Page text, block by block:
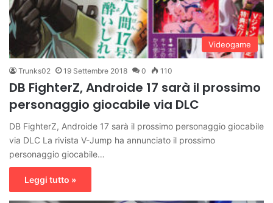
Videogame
Trunks02 19 Settembre 2018 0 110
DB FighterZ, Androide 17 sarà il prossimo
personaggio giocabile via DLC
DB FighterZ, Androide 17 sarà il prossimo personaggio giocabile
via DLC La rivista V-Jump ha annunciato il prossimo
personaggio giocabile…
Leggi tutto »